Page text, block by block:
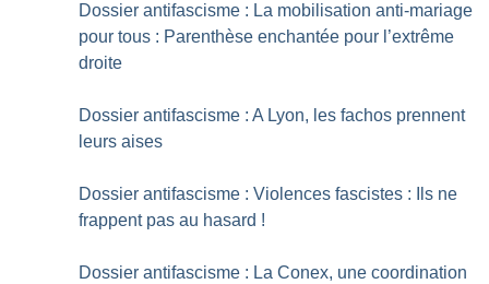
Dossier antifascisme : La mobilisation anti-mariage
pour tous : Parenthèse enchantée pour l’extrême
droite
Dossier antifascisme : A Lyon, les fachos prennent
leurs aises
Dossier antifascisme : Violences fascistes : Ils ne
frappent pas au hasard !
Dossier antifascisme : La Conex, une coordination